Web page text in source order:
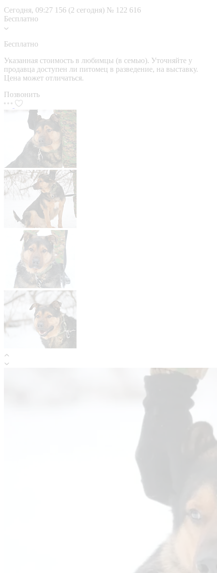
Сегодня, 09:27 156 (2 сегодня) № 122 616
Бесплатно
Бесплатно
Указанная стоимость в любимцы (в семью). Уточняйте у
продавца доступен ли питомец в разведение, на выставку.
Цена может отличаться.
Позвонить